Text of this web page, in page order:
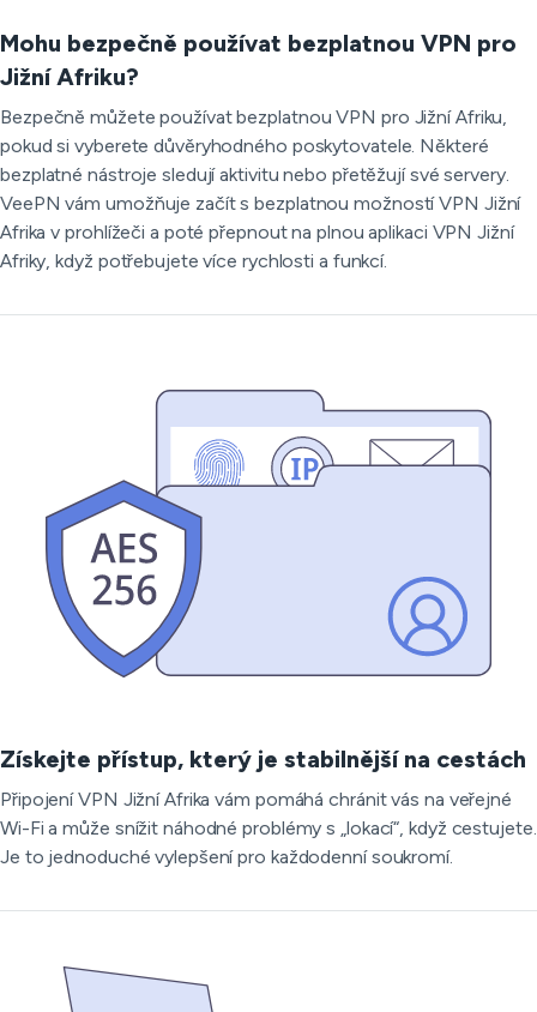
Mohu bezpečně používat bezplatnou VPN pro
Jižní Afriku?
Bezpečně můžete používat bezplatnou VPN pro Jižní Afriku,
pokud si vyberete důvěryhodného poskytovatele. Některé
bezplatné nástroje sledují aktivitu nebo přetěžují své servery.
VeePN vám umožňuje začít s bezplatnou možností VPN Jižní
Afrika v prohlížeči a poté přepnout na plnou aplikaci VPN Jižní
Afriky, když potřebujete více rychlosti a funkcí.
Získejte přístup, který je stabilnější na cestách
Připojení VPN Jižní Afrika vám pomáhá chránit vás na veřejné
Wi-Fi a může snížit náhodné problémy s „lokací“, když cestujete.
Je to jednoduché vylepšení pro každodenní soukromí.